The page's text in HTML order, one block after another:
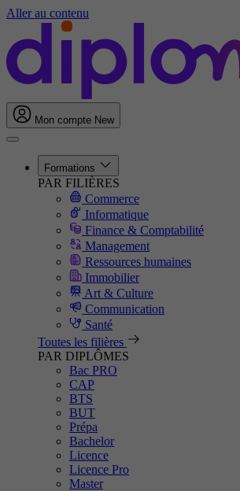
Aller au contenu
Mon compte New
Formations
PAR FILIÈRES
Commerce
Informatique
Finance & Comptabilité
Management
Ressources humaines
Immobilier
Art & Culture
Communication
Santé
Toutes les filières
PAR DIPLÔMES
Bac PRO
CAP
BTS
BUT
Prépa
Bachelor
Licence
Licence Pro
Master